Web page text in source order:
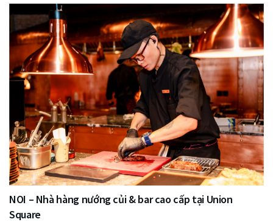
NOI – Nhà hàng nướng củi & bar cao cấp tại Union
Square